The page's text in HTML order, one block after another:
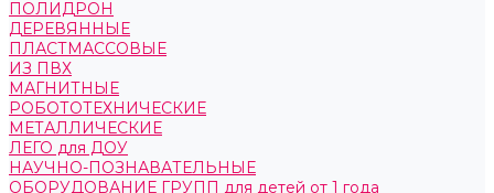
ПОЛИДРОН
ДЕРЕВЯННЫЕ
ПЛАСТМАССОВЫЕ
ИЗ ПВХ
МАГНИТНЫЕ
РОБОТОТЕХНИЧЕСКИЕ
МЕТАЛЛИЧЕСКИЕ
ЛЕГО для ДОУ
НАУЧНО-ПОЗНАВАТЕЛЬНЫЕ
ОБОРУДОВАНИЕ ГРУПП для детей от 1 года